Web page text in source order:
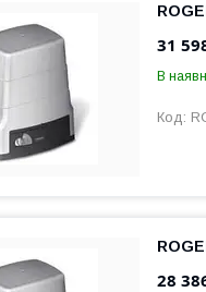
31
В
28